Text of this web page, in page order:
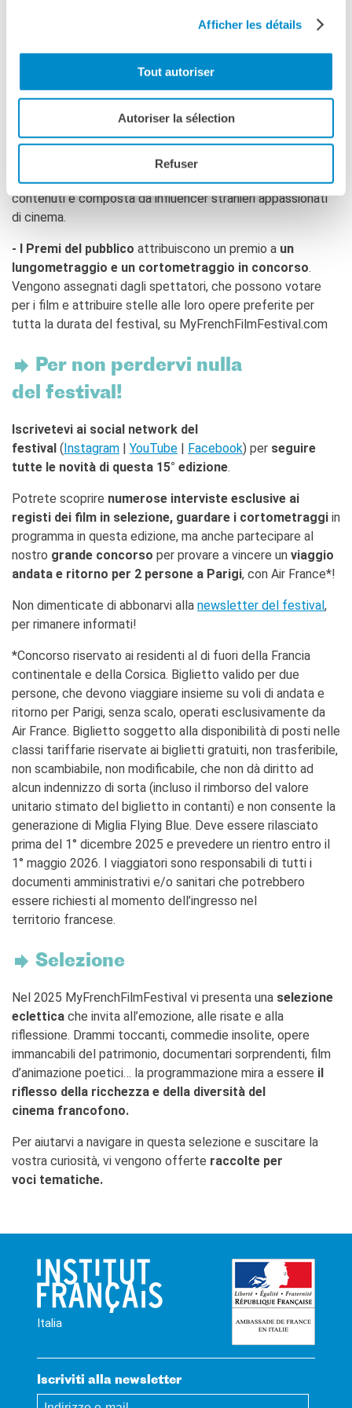
Afficher les détails
Tout autoriser
Autoriser la sélection
Refuser
attori provenienti da tutto il mondo.
- Il Premio della stampa internazionale
- Il Premio dei creatori di contenuti
cortometraggio in concorso.La giuria dei creatori di
contenuti è composta da influencer stranieri appassionati
di cinema.
- I Premi del pubblico attribuiscono un premio a un
lungometraggio e un cortometraggio in concorso.
Vengono assegnati dagli spettatori, che possono votare
per i film e attribuire stelle alle loro opere preferite per
tutta la durata del festival, su MyFrenchFilmFestival.com
Per non perdervi nulla
del festival!
Iscrivetevi ai social network del
festival ( Instagram YouTube Facebook) per seguire
tutte le novità di questa 15° edizione.
Potrete scoprire numerose interviste esclusive ai
registi dei film in selezione, guardare i cortometraggi in
programma in questa edizione, ma anche partecipare al
nostro grande concorso per provare a vincere un viaggio
andata e ritorno per 2 persone a Parigi, con Air France*!
Non dimenticate di abbonarvi alla newsletter del festival ,
per rimanere informati!
*Concorso riservato ai residenti al di fuori della Francia
continentale e della Corsica. Biglietto valido per due
persone, che devono viaggiare insieme su voli di andata e
ritorno per Parigi, senza scalo, operati esclusivamente da
Air France. Biglietto soggetto alla disponibilità di posti nelle
classi tariffarie riservate ai biglietti gratuiti, non trasferibile,
non scambiabile, non modificabile, che non dà diritto ad
alcun indennizzo di sorta (incluso il rimborso del valore
unitario stimato del biglietto in contanti) e non consente la
generazione di Miglia Flying Blue. Deve essere rilasciato
prima del 1° dicembre 2025 e prevedere un rientro entro il
1° maggio 2026. I viaggiatori sono responsabili di tutti i
documenti amministrativi e/o sanitari che potrebbero
essere richiesti al momento dell’ingresso nel
territorio francese.
Selezione
Nel 2025 MyFrenchFilmFestival vi presenta una selezione
eclettica che invita all’emozione, alle risate e alla
riflessione. Drammi toccanti, commedie insolite, opere
immancabili del patrimonio, documentari sorprendenti, film
d’animazione poetici… la programmazione mira a essere il
riflesso della ricchezza e della diversità del
cinema francofono.
Per aiutarvi a navigare in questa selezione e suscitare la
vostra curiosità, vi vengono offerte raccolte per
voci tematiche.
Italia
Iscriviti alla newsletter